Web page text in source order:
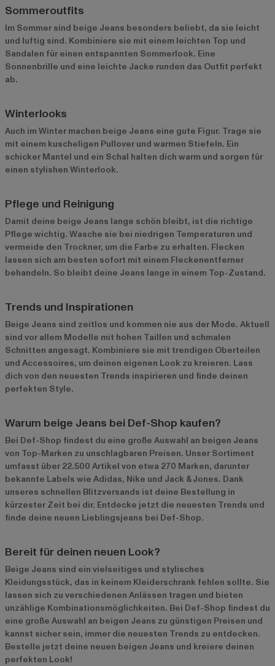
Sommeroutfits
Im Sommer sind beige Jeans besonders beliebt, da sie leicht
und luftig sind. Kombiniere sie mit einem leichten Top und
Sandalen für einen entspannten Sommerlook. Eine
Sonnenbrille und eine leichte Jacke runden das Outfit perfekt
ab.
Winterlooks
Auch im Winter machen beige Jeans eine gute Figur. Trage sie
mit einem kuscheligen Pullover und warmen Stiefeln. Ein
schicker Mantel und ein Schal halten dich warm und sorgen für
einen stylishen Winterlook.
Pflege und Reinigung
Damit deine beige Jeans lange schön bleibt, ist die richtige
Pflege wichtig. Wasche sie bei niedrigen Temperaturen und
vermeide den Trockner, um die Farbe zu erhalten. Flecken
lassen sich am besten sofort mit einem Fleckenentferner
behandeln. So bleibt deine Jeans lange in einem Top-Zustand.
Trends und Inspirationen
Beige Jeans sind zeitlos und kommen nie aus der Mode. Aktuell
sind vor allem Modelle mit hohen Taillen und schmalen
Schnitten angesagt. Kombiniere sie mit trendigen Oberteilen
und Accessoires, um deinen eigenen Look zu kreieren. Lass
dich von den neuesten Trends inspirieren und finde deinen
perfekten Style.
Warum beige Jeans bei Def-Shop kaufen?
Bei Def-Shop findest du eine große Auswahl an beigen Jeans
von Top-Marken zu unschlagbaren Preisen. Unser Sortiment
umfasst über 22.500 Artikel von etwa 270 Marken, darunter
bekannte Labels wie Adidas, Nike und Jack & Jones. Dank
unseres schnellen Blitzversands ist deine Bestellung in
kürzester Zeit bei dir. Entdecke jetzt die neuesten Trends und
finde deine neuen Lieblingsjeans bei Def-Shop.
Bereit für deinen neuen Look?
Beige Jeans sind ein vielseitiges und stylisches
Kleidungsstück, das in keinem Kleiderschrank fehlen sollte. Sie
lassen sich zu verschiedenen Anlässen tragen und bieten
unzählige Kombinationsmöglichkeiten. Bei Def-Shop findest du
eine große Auswahl an beigen Jeans zu günstigen Preisen und
kannst sicher sein, immer die neuesten Trends zu entdecken.
Bestelle jetzt deine neuen beigen Jeans und kreiere deinen
perfekten Look!